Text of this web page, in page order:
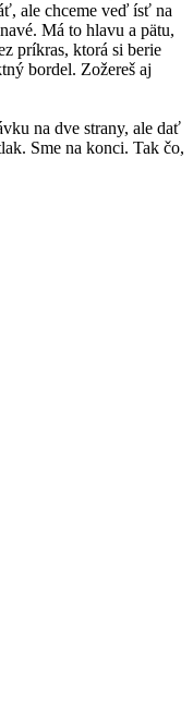
ale chceme veď ísť na
Má to hlavu a pätu,
príkras, ktorá si berie
bordel. Zožereš aj
na dve strany, ale dať
Sme na konci. Tak čo,